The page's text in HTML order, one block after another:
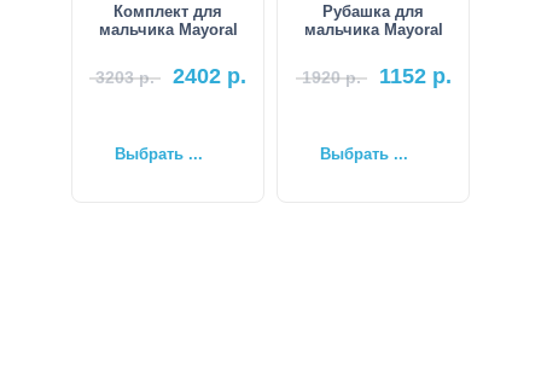
Комплект для
мальчика Mayoral
3203р. 2402 р.
Выбрать ...
Рубашка для
мальчика Mayoral
1920р. 1152р.
Выбрать ...